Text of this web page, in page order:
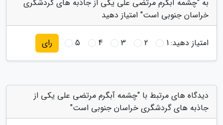
به "چشمه آبگرم مرتضی علی یکی از جاذبه های گردشگری
خراسان جنوبی است" امتیاز دهید
امتیاز دهید:1
2
3
4
5 رای
دیدگاه های مرتبط با "چشمه آبگرم مرتضی علی یکی از
جاذبه های گردشگری خراسان جنوبی است"